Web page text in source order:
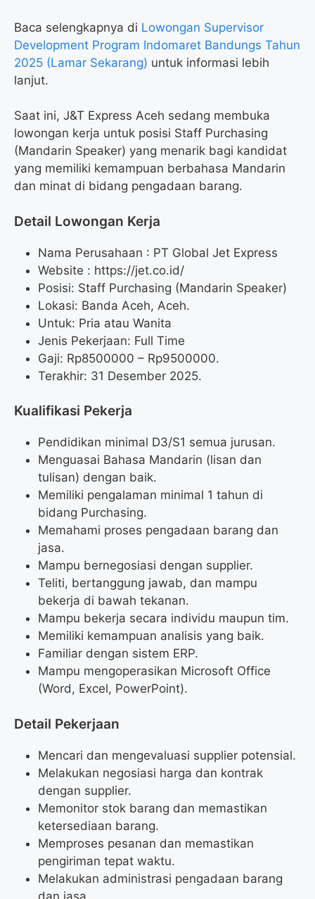
Baca selengkapnya di Lowongan Supervisor
Development Program Indomaret Bandungs Tahun
2025 (Lamar Sekarang) untuk informasi lebih
lanjut.
Saat ini, J&T Express Aceh sedang membuka
lowongan kerja untuk posisi Staff Purchasing
(Mandarin Speaker) yang menarik bagi kandidat
yang memiliki kemampuan berbahasa Mandarin
dan minat di bidang pengadaan barang.
Detail Lowongan Kerja
Nama Perusahaan : PT Global Jet Express
Website : https://jet.co.id/
Posisi: Staff Purchasing (Mandarin Speaker)
Lokasi: Banda Aceh, Aceh.
Untuk: Pria atau Wanita
Jenis Pekerjaan: Full Time
Gaji: Rp8500000 – Rp9500000.
Terakhir: 31 Desember 2025.
Kualifikasi Pekerja
Pendidikan minimal D3/S1 semua jurusan.
Menguasai Bahasa Mandarin (lisan dan
tulisan) dengan baik.
Memiliki pengalaman minimal 1 tahun di
bidang Purchasing.
Memahami proses pengadaan barang dan
jasa.
Mampu bernegosiasi dengan supplier.
Teliti, bertanggung jawab, dan mampu
bekerja di bawah tekanan.
Mampu bekerja secara individu maupun tim.
Memiliki kemampuan analisis yang baik.
Familiar dengan sistem ERP.
Mampu mengoperasikan Microsoft Office
(Word, Excel, PowerPoint).
Detail Pekerjaan
Mencari dan mengevaluasi supplier potensial.
Melakukan negosiasi harga dan kontrak
dengan supplier.
Memonitor stok barang dan memastikan
ketersediaan barang.
Memproses pesanan dan memastikan
pengiriman tepat waktu.
Melakukan administrasi pengadaan barang
dan jasa.